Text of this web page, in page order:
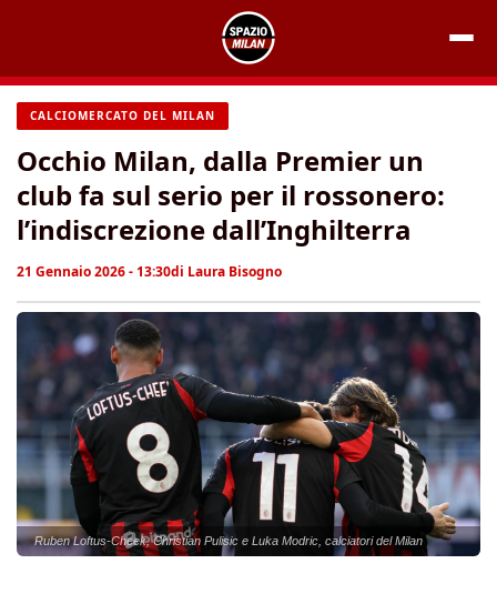
contenuto
CALCIOMERCATO DEL MILAN
Occhio Milan, dalla Premier un
club fa sul serio per il rossonero:
l’indiscrezione dall’Inghilterra
21 Gennaio 2026 - 13:30di Laura Bisogno
Ruben Loftus-Cheek, Christian Pulisic e Luka Modric, calciatori del Milan